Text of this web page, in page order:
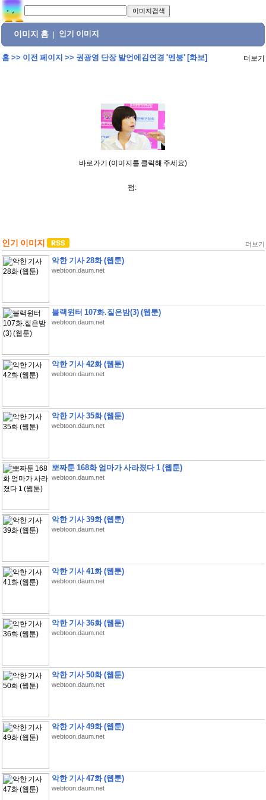
이미지 홈 인기 이미지
홈>> 이전 페이지 >> 권광영 단장 발언에김연경 '멘붕' [화보] 더보기
바로가기 (이미지를 클릭해 주세요)
펌:
인기 이미지 더보기
악한 기사 28화 (웹툰)
webtoon.daum.net
블랙윈터 107화.짙은밤(3) (웹툰)
webtoon.daum.net
악한 기사 42화 (웹툰)
webtoon.daum.net
악한 기사 35화 (웹툰)
webtoon.daum.net
뽀짜툰 168화 엄마가 사라졌다 1 (웹툰)
webtoon.daum.net
악한 기사 39화 (웹툰)
webtoon.daum.net
악한 기사 41화 (웹툰)
webtoon.daum.net
악한 기사 36화 (웹툰)
webtoon.daum.net
악한 기사 50화 (웹툰)
webtoon.daum.net
악한 기사 49화 (웹툰)
webtoon.daum.net
악한 기사 47화 (웹툰)
webtoon.daum.net